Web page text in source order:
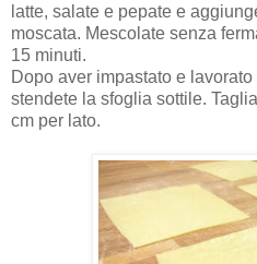
latte, salate e pepate e
moscata. Mescolate senza
15 minuti.
Dopo aver impastato e
stendete la sfoglia sottile.
cm per lato.